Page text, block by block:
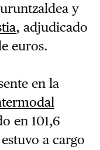
y
, adjudicado
euros.
en la
en 101,6
a cargo